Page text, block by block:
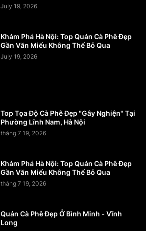
July 19, 2026
Khám Phá Hà Nội: Top Quán Cà Phê Đẹp
Gần Văn Miếu Không Thể Bỏ Qua
July 19, 2026
Top Tọa Độ Cà Phê Đẹp "Gây Nghiện" Tại
Phường Lĩnh Nam, Hà Nội
tháng 7 19, 2026
Khám Phá Hà Nội: Top Quán Cà Phê Đẹp
Gần Văn Miếu Không Thể Bỏ Qua
tháng 7 19, 2026
Quán Cà Phê Đẹp Ở Bình Minh - Vĩnh
Long